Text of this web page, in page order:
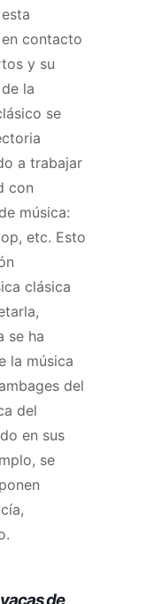
contacto
y su
la
se
a trabajar
con
música:
etc. Esto
clásica
se ha
la música
del
del
en sus
se